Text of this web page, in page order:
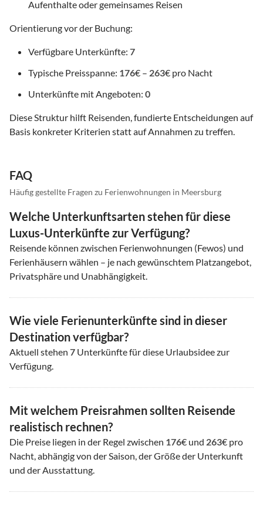
Aufenthalte oder gemeinsames Reisen
Orientierung vor der Buchung:
Verfügbare Unterkünfte: 7
Typische Preisspanne: 176€ – 263€ pro Nacht
Unterkünfte mit Angeboten: 0
Diese Struktur hilft Reisenden, fundierte Entscheidungen auf
Basis konkreter Kriterien statt auf Annahmen zu treffen.
FAQ
Häufig gestellte Fragen zu Ferienwohnungen in Meersburg
Welche Unterkunftsarten stehen für diese
Luxus-Unterkünfte zur Verfügung?
Reisende können zwischen Ferienwohnungen (Fewos) und
Ferienhäusern wählen – je nach gewünschtem Platzangebot,
Privatsphäre und Unabhängigkeit.
Wie viele Ferienunterkünfte sind in dieser
Destination verfügbar?
Aktuell stehen 7 Unterkünfte für diese Urlaubsidee zur
Verfügung.
Mit welchem Preisrahmen sollten Reisende
realistisch rechnen?
Die Preise liegen in der Regel zwischen 176€ und 263€ pro
Nacht, abhängig von der Saison, der Größe der Unterkunft
und der Ausstattung.